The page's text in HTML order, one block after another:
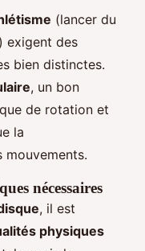
(lancer du
exigent des
bien distinctes.
, un bon
de rotation et
la
mouvements.
nécessaires
, il est
physiques